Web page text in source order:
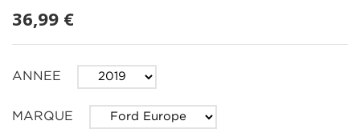
36,99 €
ANNEE
MARQUE